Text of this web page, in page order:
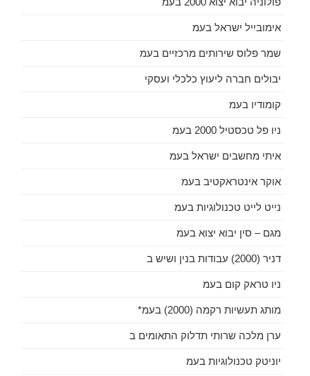
אימובייל ישראל בעמ
שמר פלוס שירותים מרכזיים בעמ
יבולים חברה ליעוץ כלכלי ועסקי
קומודיו בעמ
ניו פל טכסטיל 2000 בעמ
איתי מחשבים ישראל בעמ
אוקר אינטראקטיב בעמ
נייט לייט טכנולוגיות בעמ
מגם – סין יבוא יצוא בעמ
דניר (2000) עבודות בנין ושיש ב
ניו טראק קום בעמ
מותג תעשיות רקמה (2000) בעמ*
ערן מלכה שרותי תדלוק התאומים ב
יוניטק טכנולוגיות בעמ